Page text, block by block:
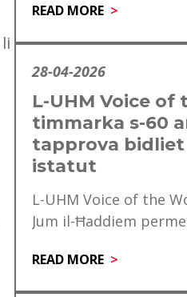
mitt ħaddiem. Dan…
READ MORE
28-04-2026
L-UHM Voice of
timmarka s-60
tapprova
istatut
L-UHM Voice of the
Jum il-Ħaddiem
mfakkar ukoll is-60
READ MORE